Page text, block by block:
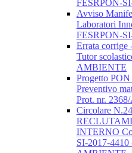
FESRPON-
Avviso
Laboratori
FESRPON-
Errata corrige
Tutor
AMBIENTE
Progetto
Preventivo
Prot. nr.
Circolare
INTERNO
SI-2017-